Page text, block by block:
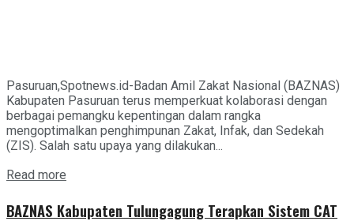
Pasuruan,Spotnews.id-Badan Amil Zakat Nasional (BAZNAS)
Kabupaten Pasuruan terus memperkuat kolaborasi dengan
berbagai pemangku kepentingan dalam rangka
mengoptimalkan penghimpunan Zakat, Infak, dan Sedekah
(ZIS). Salah satu upaya yang dilakukan...
Read more
BAZNAS Kabupaten Tulungagung Terapkan Sistem CAT